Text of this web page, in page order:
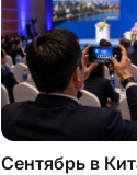
Сентябрь в